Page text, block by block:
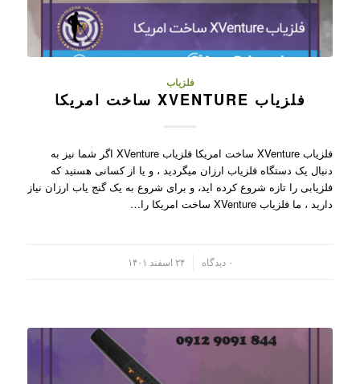
فلزیاب
فلزیاب XVENTURE ساخت امریکا
فلزیاب XVenture ساخت امریکا فلزیاب XVenture اگر شما نیز به
دنبال یک دستگاه فلزیاب ارزان میگردید ، و یا از کسانی هستید که
فلزیابی را تازه شروع کرده اید، و برای شروع به یک گنج یاب ارزان نیاز
دارید ، ما فلزیاب XVenture ساخت امریکا را…
۰ دیدگاه ۲۴ اسفند ۱۴۰۱